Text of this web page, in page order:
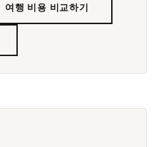
여행 비용 비교하기